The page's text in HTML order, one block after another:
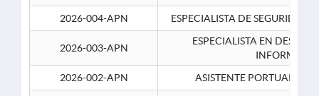
2026-004-APN ESPECIALISTA DE SEGURIDAD
2026-003-APN
ESPECIALISTA EN
2026-002-APN
ASISTENTE PORTUARIO 2-